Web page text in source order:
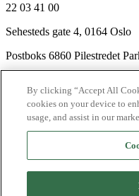
22 03 41 00
Sehesteds gate 4, 0164 Oslo
Postboks 6860 Pilestredet
Nyhetsbrev
Ledige stillinger
Send inn manus
By clicking “Accept All
cookies on your device to
usage, and assist in our